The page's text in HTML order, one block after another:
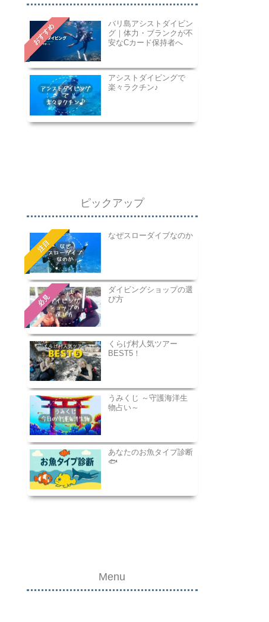
おすすめ
バリ島アシストダイビン
グ｜体力・ブランクが不
安なCカード保持者へ
アシストダイビングで
楽々ラクチン♪
ピックアップ
注目
なぜスローダイブなのか
必見
ダイビングショップの選
び方
くらげ村人気ツアー
BEST5！
うみくじ ～守護海洋生
物占い～
あなたのお魚タイプ診断
🐟
Menu